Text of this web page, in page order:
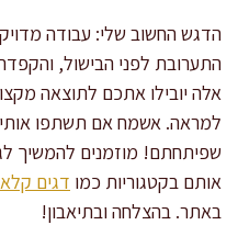
הדגש החשוב שלי: עבודה
התערובת לפני הבישול,
אלה יובילו אתכם לתוצאה
למראה. אשמח אם תשתפו אותי
שפיתחתם! מוזמנים להמשיך
אותם בקטגוריות כמו דגים
באתר. בהצלחה ובתיאבון!